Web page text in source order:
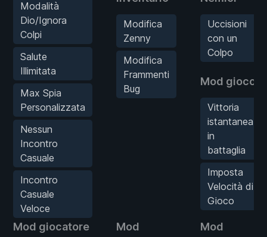
Modalità
Dio/Ignora
Colpi
Salute
Illimitata
Max Spia
Personalizzata
Nessun
Incontro
Casuale
Incontro
Casuale
Veloce
Modifica
Zenny
Modifica
Frammenti
Bug
Uccisioni
con un
Colpo
Mod gioco
Vittoria
istantanea
in
battaglia
Imposta
Velocità di
Gioco
Mod giocatore
Mod
Mod